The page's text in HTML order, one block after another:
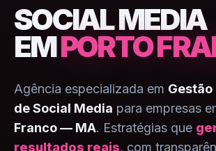
SOCIAL MEDIA
EMPORTO
Agência especializada em
de Social Media para empresas
Franco — MA. Estratégias que
resultados reais, com